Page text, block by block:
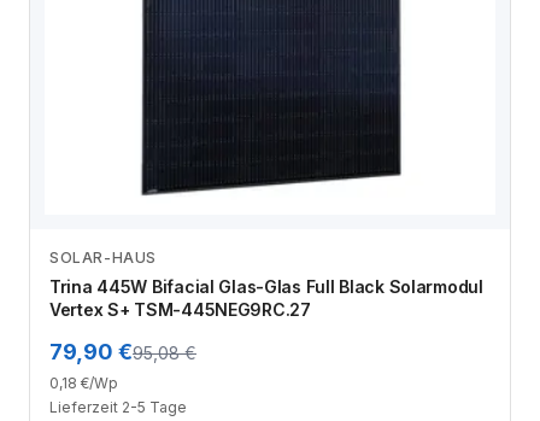
SOLAR-HAUS
Trina 445W Bifacial Glas-Glas Full Black Solarmodul
Vertex S+ TSM-445NEG9RC.27
79,90 €95,08 €
0,18 €/Wp
Lieferzeit 2-5 Tage